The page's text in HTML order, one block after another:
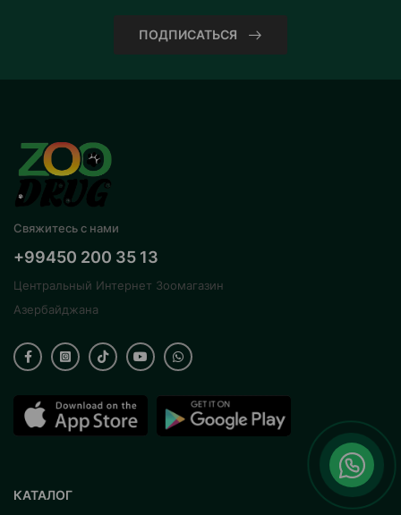
ПОДПИСАТЬСЯ
Свяжитесь с нами
+99450 200 35 13
Центральный Интернет Зоомагазин
Азербайджана
КАТАЛОГ